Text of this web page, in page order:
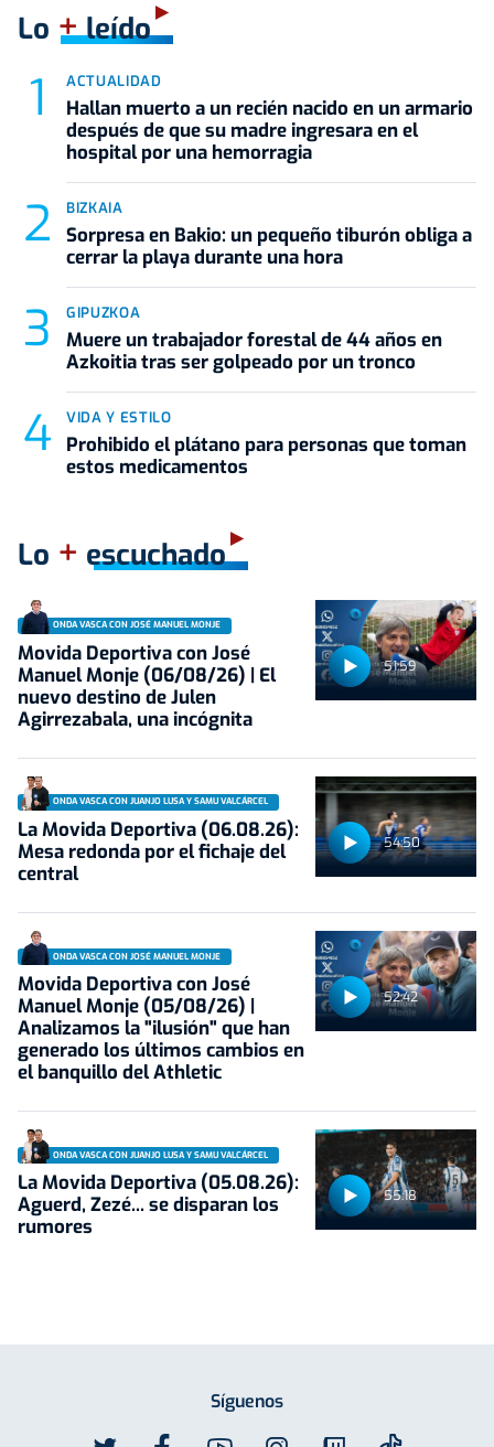
Lo +leído
ACTUALIDAD
Hallan muerto a un recién nacido en un armario
después de que su madre ingresara en el
hospital por una hemorragia
BIZKAIA
Sorpresa en Bakio: un pequeño tiburón obliga a
cerrar la playa durante una hora
GIPUZKOA
Muere un trabajador forestal de 44 años en
Azkoitia tras ser golpeado por un tronco
VIDA Y ESTILO
Prohibido el plátano para personas que toman
estos medicamentos
Lo + escuchado
51:59
ONDA VASCA CON JOSÉ MANUEL MONJE
Movida Deportiva con José
Manuel Monje (06/08/26) | El
nuevo destino de Julen
Agirrezabala, una incógnita
54:50
ONDA VASCA CON JUANJO LUSA Y SAMU VALCÁRCEL
La Movida Deportiva (06.08.26):
Mesa redonda por el fichaje del
central
52:42
ONDA VASCA CON JOSÉ MANUEL MONJE
Movida Deportiva con José
Manuel Monje (05/08/26) |
Analizamos la "ilusión" que han
generado los últimos cambios en
el banquillo del Athletic
55:18
ONDA VASCA CON JUANJO LUSA Y SAMU VALCÁRCEL
La Movida Deportiva (05.08.26):
Aguerd, Zezé... se disparan los
rumores
Síguenos